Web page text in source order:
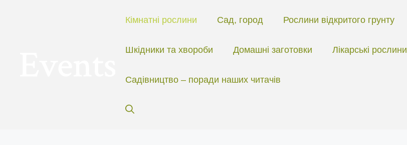
Кімнатні рослини Сад, город Рослини відкритого грунту
Шкідники та хвороби Домашні заготовки Лікарські рослини
Садівництво – поради наших читачів